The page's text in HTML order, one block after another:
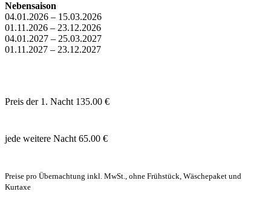
Nebensaison
04.01.2026 – 15.03.2026
01.11.2026 – 23.12.2026
04.01.2027 – 25.03.2027
01.11.2027 – 23.12.2027
Preis der 1. Nacht 135.00 €
jede weitere Nacht 65.00 €
Preise pro Übernachtung inkl. MwSt., ohne Frühstück, Wäschepaket und
Kurtaxe